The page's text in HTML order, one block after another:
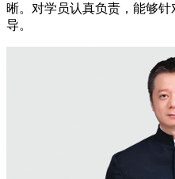
晰。对学员认真负责，能够
导。